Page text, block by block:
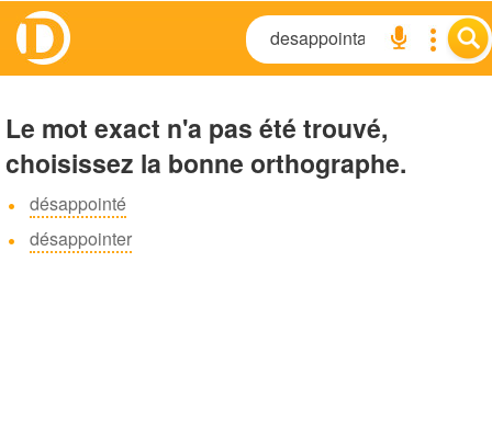
Le mot exact n'a pas été trouvé,
choisissez la bonne orthographe.
désappointé
désappointer